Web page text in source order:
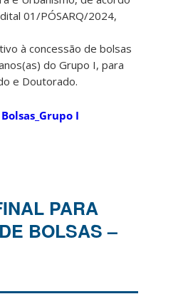
01/PÓSARQ/2024,
à concessão de bolsas
do Grupo I, para
e Doutorado.
I
PARA
BOLSAS –